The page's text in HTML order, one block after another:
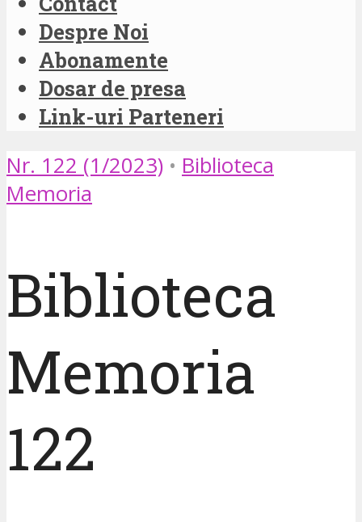
Despre Noi
Abonamente
Dosar de presa
Link-uri Parteneri
Nr. 122 (1/2023) • Biblioteca
Memoria
Biblioteca
Memoria
122